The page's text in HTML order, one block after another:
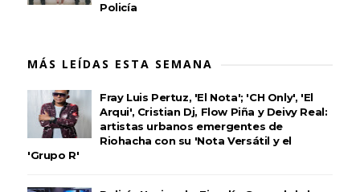
Policía
MÁS LEÍDAS ESTA SEMANA
Fray Luis Pertuz, 'El Nota'; 'CH Only', 'El
Arqui', Cristian Dj, Flow Piña y Deivy Real:
artistas urbanos emergentes de
Riohacha con su 'Nota Versátil y el
'Grupo R'